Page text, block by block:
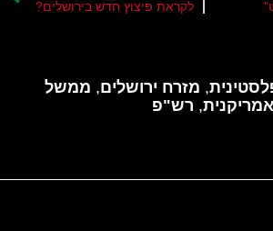
לקראת פיצוץ חדש בירושלים?
, מזרח ירושלים, ממשל
, רש"פ